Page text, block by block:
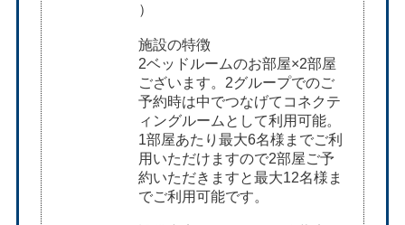
）
施設の特徴
2ベッドルームのお部屋×2部屋
ございます。2グループでのご
予約時は中でつなげてコネクテ
ィングルームとして利用可能。
1部屋あたり最大6名様までご利
用いただけますので2部屋ご予
約いただきますと最大12名様ま
でご利用可能です。